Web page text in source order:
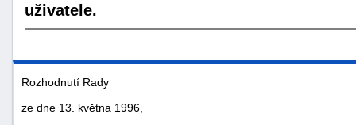
uživatele.
Rozhodnutí Rady
ze dne 13. května 1996,